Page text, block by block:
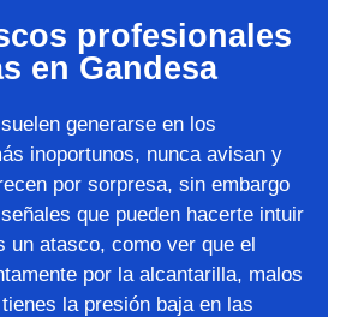
profesionales
en Gandesa
generarse en los
inoportunos, nunca avisan y
por sorpresa, sin embargo
que pueden hacerte intuir
un atasco, como ver que el
por la alcantarilla, malos
la presión baja en las